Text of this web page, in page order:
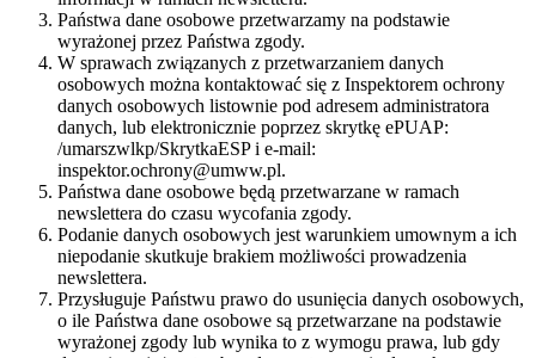
Państwa dane osobowe przetwarzamy na podstawie
wyrażonej przez Państwa zgody.
W sprawach związanych z przetwarzaniem danych
osobowych można kontaktować się z Inspektorem ochrony
danych osobowych listownie pod adresem administratora
danych, lub elektronicznie poprzez skrytkę ePUAP:
/umarszwlkp/SkrytkaESP i e-mail:
inspektor.ochrony@umww.pl.
Państwa dane osobowe będą przetwarzane w ramach
newslettera do czasu wycofania zgody.
Podanie danych osobowych jest warunkiem umownym a ich
niepodanie skutkuje brakiem możliwości prowadzenia
newslettera.
Przysługuje Państwu prawo do usunięcia danych osobowych,
o ile Państwa dane osobowe są przetwarzane na podstawie
wyrażonej zgody lub wynika to z wymogu prawa, lub gdy